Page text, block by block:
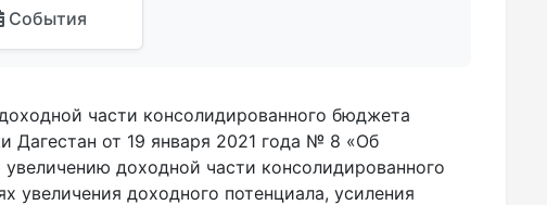
События
части консолидированного бюджета
Дагестан от 19 января 2021 года № 8 «Об
доходной части консолидированного
увеличения доходного потенциала, усиления